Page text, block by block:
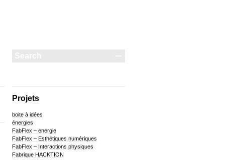
Projets
boite à idées
énergies
FabFlex – energie
FabFlex – Esthétiques numériques
FabFlex – Interactions physiques
Fabrique HACKTION